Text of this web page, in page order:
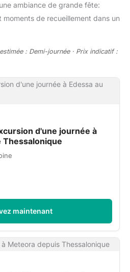
ambiance de grande fête:
de recueillement dans un
: Demi-journée · Prix indicatif :
d'une journée à
Thessalonique
maintenant